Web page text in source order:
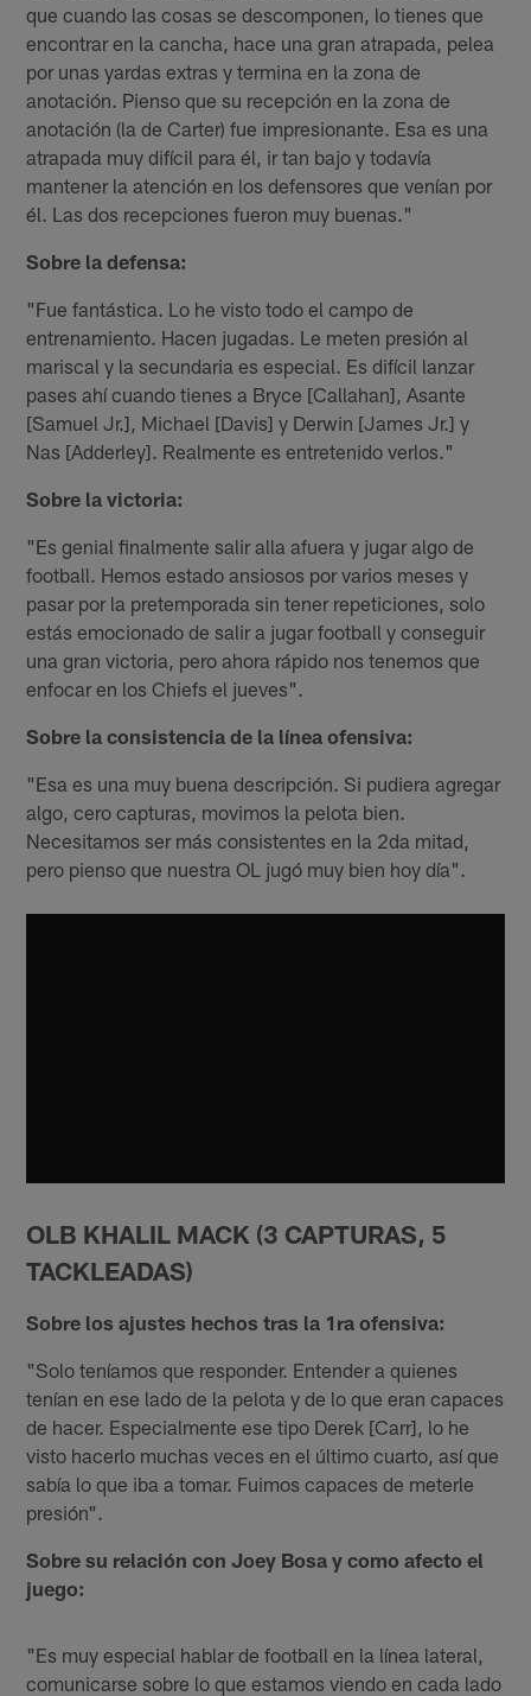
que cuando las cosas se descomponen, lo tienes que
encontrar en la cancha, hace una gran atrapada, pelea
por unas yardas extras y termina en la zona de
anotación. Pienso que su recepción en la zona de
anotación (la de Carter) fue impresionante. Esa es una
atrapada muy difícil para él, ir tan bajo y todavía
mantener la atención en los defensores que venían por
él. Las dos recepciones fueron muy buenas."
Sobre la defensa:
"Fue fantástica. Lo he visto todo el campo de
entrenamiento. Hacen jugadas. Le meten presión al
mariscal y la secundaria es especial. Es difícil lanzar
pases ahí cuando tienes a Bryce [Callahan], Asante
[Samuel Jr.], Michael [Davis] y Derwin [James Jr.] y
Nas [Adderley]. Realmente es entretenido verlos."
Sobre la victoria:
"Es genial finalmente salir alla afuera y jugar algo de
football. Hemos estado ansiosos por varios meses y
pasar por la pretemporada sin tener repeticiones, solo
estás emocionado de salir a jugar football y conseguir
una gran victoria, pero ahora rápido nos tenemos que
enfocar en los Chiefs el jueves".
Sobre la consistencia de la línea ofensiva:
"Esa es una muy buena descripción. Si pudiera agregar
algo, cero capturas, movimos la pelota bien.
Necesitamos ser más consistentes en la 2da mitad,
pero pienso que nuestra OL jugó muy bien hoy día".
OLB KHALIL MACK (3 CAPTURAS, 5
TACKLEADAS)
Sobre los ajustes hechos tras la 1ra ofensiva:
"Solo teníamos que responder. Entender a quienes
tenían en ese lado de la pelota y de lo que eran capaces
de hacer. Especialmente ese tipo Derek [Carr], lo he
visto hacerlo muchas veces en el último cuarto, así que
sabía lo que iba a tomar. Fuimos capaces de meterle
presión".
Sobre su relación con Joey Bosa y como afecto el
juego:
"Es muy especial hablar de football en la línea lateral,
comunicarse sobre lo que estamos viendo en cada lado